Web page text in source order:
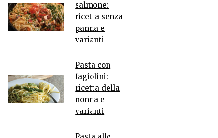
salmone:
ricetta senza
panna e
varianti
Pasta con
fagiolini:
ricetta della
nonna e
varianti